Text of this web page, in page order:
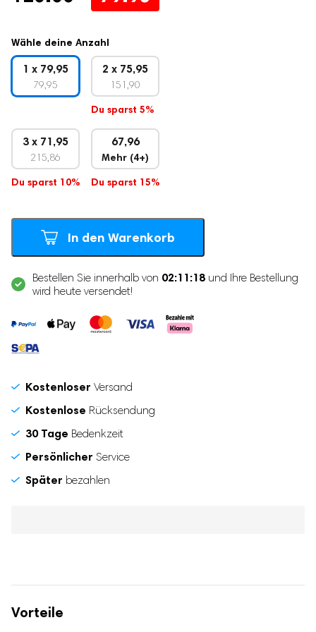
war:
120.00
ist:
79.95.
Wähle deine Anzahl
1 x 79,95
79,95
2 x 75,95
151,90
Du sparst 5%
3 x 71,95
215,86
Du sparst 10%
67,96
Mehr (4+)
Du sparst 15%
In den Warenkorb
Bestellen Sie innerhalb von 02:11:17 und Ihre Bestellung
wird heute versendet!
Kostenloser Versand
Kostenlose Rücksendung
30 Tage Bedenkzeit
Persönlicher Service
Später bezahlen
Vorteile
Muttermilchbeutel
Brustmassagegeräte
Stilleinlagen
Stillkissen
Still-BHs
Tragbarer Muttermilch-Kühler
Schwangerschaftskissen
Fetal-Doppler
Bauchgurt für die Schwangerschaft